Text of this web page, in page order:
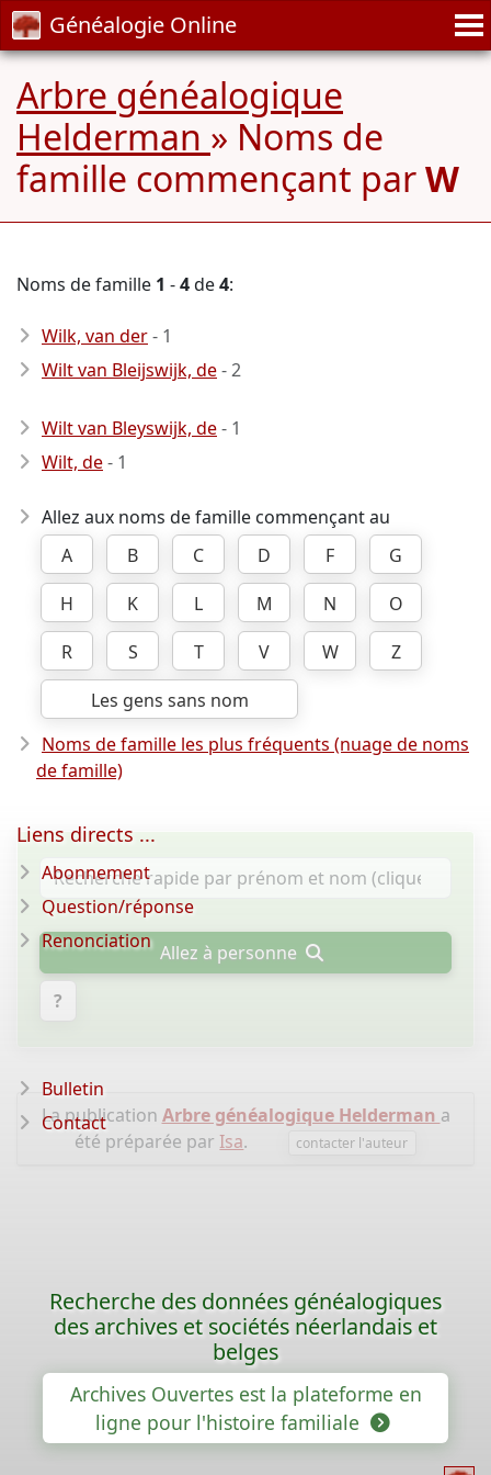
Généalogie Online
Arbre généalogique
Helderman » Noms de
famille commençant parW
Noms de famille 1 -4de4:
Wilk, van der- 1
Wilt van Bleijswijk, de- 2
Wilt van Bleyswijk, de- 1
Wilt, de- 1
Allez aux noms de famille commençant au
A
B C D F
G
H
K L M N
O
R
S T V W
Z
Les gens sans nom
Noms de famille les plus fréquents (nuage de noms
de famille)
Allez à personne
?
La publication Arbre généalogique Helderman a
été préparée parIsa. contacter l'auteur
Liens directs ...
Abonnement
Question/réponse
Renonciation
Bulletin
Contact
Recherche des données généalogiques
des archives et sociétés néerlandais et
belges
Archives Ouvertes est la plateforme en
ligne pour l'histoire familiale